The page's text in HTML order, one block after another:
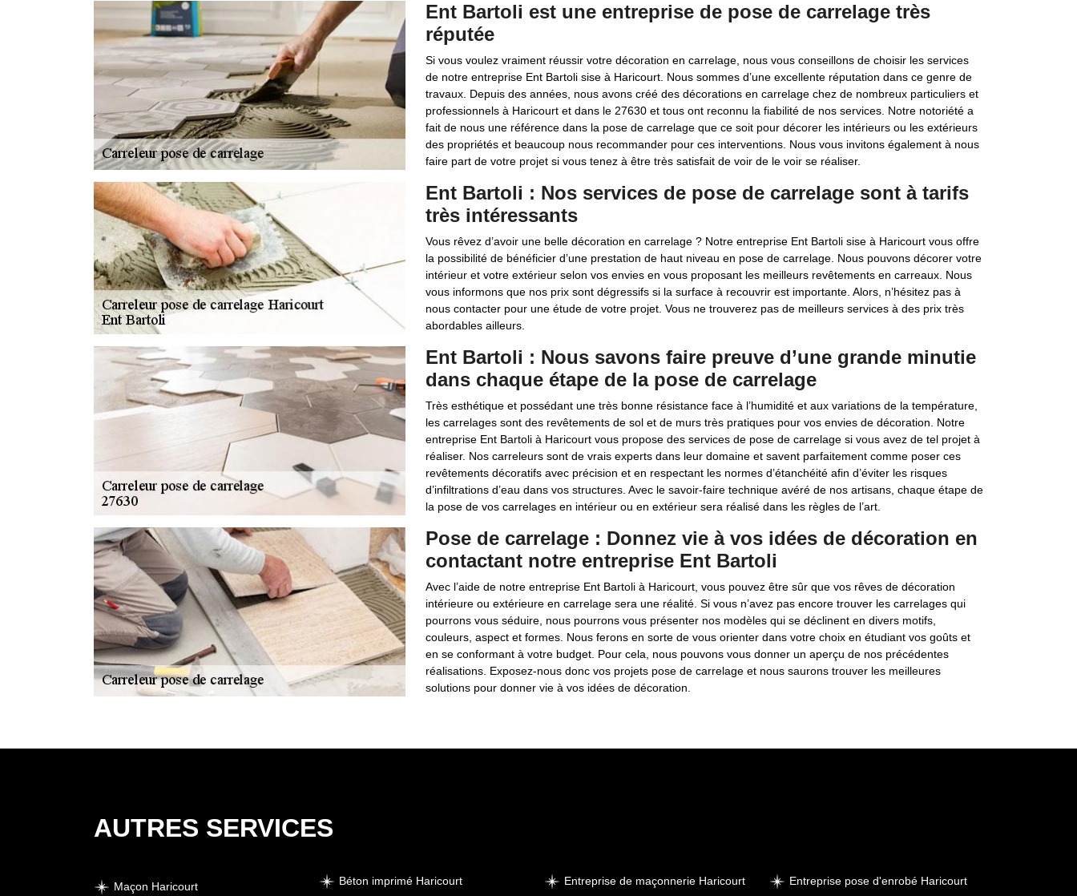
Ent Bartoli est une entreprise de pose de carrelage très
réputée
Si vous voulez vraiment réussir votre décoration en carrelage, nous vous conseillons de choisir les services
de notre entreprise Ent Bartoli sise à Haricourt. Nous sommes d’une excellente réputation dans ce genre de
travaux. Depuis des années, nous avons créé des décorations en carrelage chez de nombreux particuliers et
professionnels à Haricourt et dans le 27630 et tous ont reconnu la fiabilité de nos services. Notre notoriété a
fait de nous une référence dans la pose de carrelage que ce soit pour décorer les intérieurs ou les extérieurs
des propriétés et beaucoup nous recommander pour ces interventions. Nous vous invitons également à nous
faire part de votre projet si vous tenez à être très satisfait de voir de le voir se réaliser.
Ent Bartoli : Nos services de pose de carrelage sont à tarifs
très intéressants
Vous rêvez d’avoir une belle décoration en carrelage ? Notre entreprise Ent Bartoli sise à Haricourt vous offre
la possibilité de bénéficier d’une prestation de haut niveau en pose de carrelage. Nous pouvons décorer votre
intérieur et votre extérieur selon vos envies en vous proposant les meilleurs revêtements en carreaux. Nous
vous informons que nos prix sont dégressifs si la surface à recouvrir est importante. Alors, n’hésitez pas à
nous contacter pour une étude de votre projet. Vous ne trouverez pas de meilleurs services à des prix très
abordables ailleurs.
Ent Bartoli : Nous savons faire preuve d’une grande minutie
dans chaque étape de la pose de carrelage
Très esthétique et possédant une très bonne résistance face à l’humidité et aux variations de la température,
les carrelages sont des revêtements de sol et de murs très pratiques pour vos envies de décoration. Notre
entreprise Ent Bartoli à Haricourt vous propose des services de pose de carrelage si vous avez de tel projet à
réaliser. Nos carreleurs sont de vrais experts dans leur domaine et savent parfaitement comme poser ces
revêtements décoratifs avec précision et en respectant les normes d’étanchéité afin d’éviter les risques
d’infiltrations d’eau dans vos structures. Avec le savoir-faire technique avéré de nos artisans, chaque étape de
la pose de vos carrelages en intérieur ou en extérieur sera réalisé dans les règles de l’art.
Pose de carrelage : Donnez vie à vos idées de décoration en
contactant notre entreprise Ent Bartoli
Avec l’aide de notre entreprise Ent Bartoli à Haricourt, vous pouvez être sûr que vos rêves de décoration
intérieure ou extérieure en carrelage sera une réalité. Si vous n’avez pas encore trouver les carrelages qui
pourrons vous séduire, nous pourrons vous présenter nos modèles qui se déclinent en divers motifs,
couleurs, aspect et formes. Nous ferons en sorte de vous orienter dans votre choix en étudiant vos goûts et
en se conformant à votre budget. Pour cela, nous pouvons vous donner un aperçu de nos précédentes
réalisations. Exposez-nous donc vos projets pose de carrelage et nous saurons trouver les meilleures
solutions pour donner vie à vos idées de décoration.
AUTRES SERVICES
Maçon Haricourt Béton imprimé Haricourt Entreprise de maçonnerie Haricourt Entreprise pose d'enrobé Haricourt